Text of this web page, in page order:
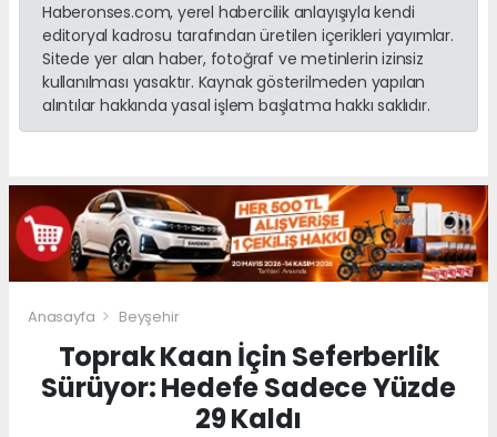
Haberonses.com, yerel habercilik anlayışıyla kendi
editoryal kadrosu tarafından üretilen içerikleri yayımlar.
Sitede yer alan haber, fotoğraf ve metinlerin izinsiz
kullanılması yasaktır. Kaynak gösterilmeden yapılan
alıntılar hakkında yasal işlem başlatma hakkı saklıdır.
Anasayfa Beyşehir
Toprak Kaan İçin Seferberlik
Sürüyor: Hedefe Sadece Yüzde
29 Kaldı